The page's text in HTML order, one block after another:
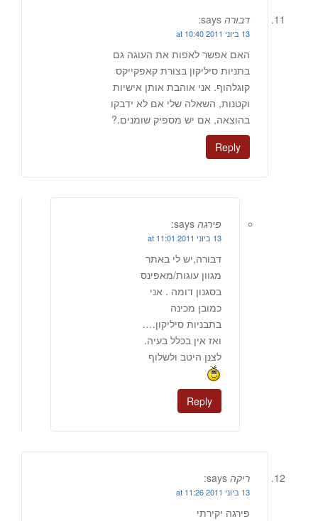
דבורה says:
13 ביוני 2011 at 10:40
האם אפשר לאפות את העוגה גם
בתניות סיליקון בצורת קאפקייקס
קוגלהוף. אני אוהבת אותן אישיות
וקטנות, השאלה שלי אם לא ידבקו
בהוצאה, אם יש מספיק שומנים.?
Reply
פירגה says:
13 ביוני 2011 at 11:01
דבורה,יש לי באתר
מגוון עוגות/מאפינס
בסגנון דומה . אני
כמובן מכינה
בתבניות סיליקון….
ואז אין בכלל בעיה.
לצנן היטב ולשלוף
Reply
ריקה says:
13 ביוני 2011 at 11:26
פירגה יקירתי